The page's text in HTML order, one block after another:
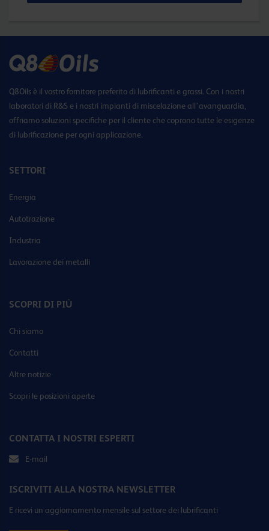
Q8Oils è il vostro fornitore preferito di lubrificanti e grassi. Con i nostri
laboratori di R&S e i nostri impianti di miscelazione all’avanguardia,
offriamo soluzioni specifiche per il cliente che coprono tutte le esigenze
di lubrificazione per ogni applicazione.
SETTORI
Energia
Autotrazione
Industria
Lavorazione dei metalli
SCOPRI DI PIÙ
Chi siamo
Contatti
Altre notizie
Scopri le posizioni aperte
CONTATTA I NOSTRI ESPERTI
E-mail
ISCRIVITI ALLA NOSTRA NEWSLETTER
E ricevi un aggiornamento mensile sul settore dei lubrificanti